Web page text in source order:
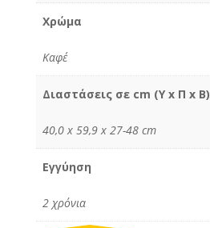
Χρώμα
Καφέ
Διαστάσεις σε cm (Υ x Π x Β)
40,0 x 59,9 x 27-48 cm
Εγγύηση
2 χρόνια